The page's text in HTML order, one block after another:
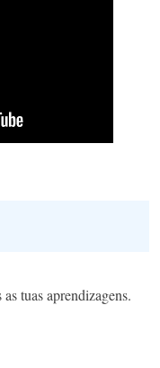
tuas aprendizagens.